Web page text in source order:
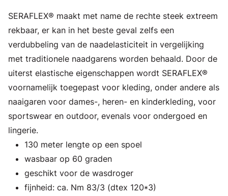
SERAFLEX® maakt met name de rechte steek extreem
rekbaar, er kan in het beste geval zelfs een
verdubbeling van de naadelasticiteit in vergelijking
met traditionele naadgarens worden behaald. Door de
uiterst elastische eigenschappen wordt SERAFLEX®
voornamelijk toegepast voor kleding, onder andere als
naaigaren voor dames-, heren- en kinderkleding, voor
sportswear en outdoor, evenals voor ondergoed en
lingerie.
130 meter lengte op een spoel
wasbaar op 60 graden
geschikt voor de wasdroger
fijnheid: ca. Nm 83/3 (dtex 120*3)